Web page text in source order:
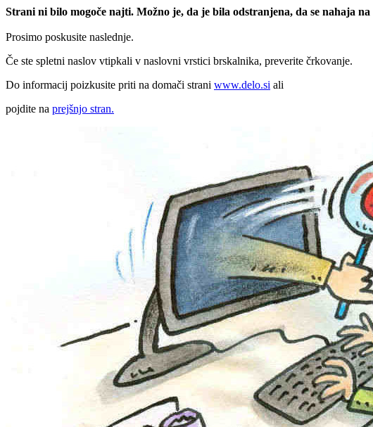
Strani ni bilo mogoče najti. Možno je, da je bila odstranjena, da se nahaja
Prosimo poskusite naslednje.
Če ste spletni naslov vtipkali v naslovni vrstici brskalnika, preverite črkovanje.
Do informacij poizkusite priti na domači strani www.delo.si ali
pojdite na prejšnjo stran.